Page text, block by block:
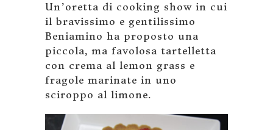
Un’oretta di cooking show in cui
il bravissimo e gentilissimo
Beniamino ha proposto una
piccola, ma favolosa tartelletta
con crema al lemon grass e
fragole marinate in uno
sciroppo al limone.